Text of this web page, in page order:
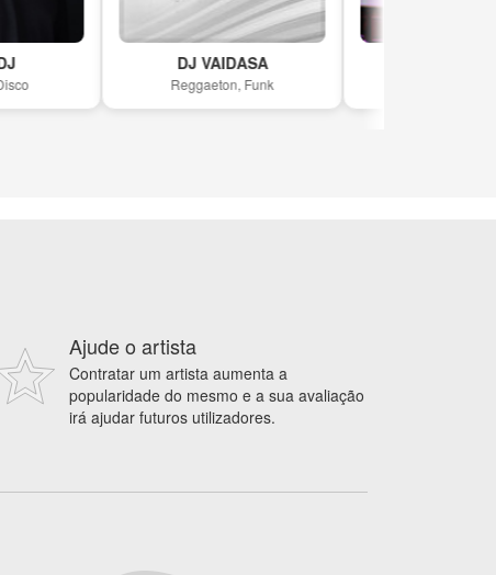
DJ VAIDASA
Reggaeton, Funk
Ajude o artista
Contratar um artista aumenta a
popularidade do mesmo e a sua avaliação
irá ajudar futuros utilizadores.